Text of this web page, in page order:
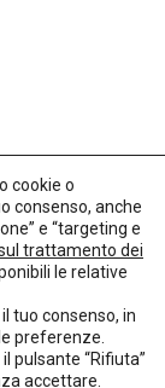
cookie o
consenso, anche
e “targeting e
trattamento dei
le relative
tuo consenso, in
preferenze.
pulsante “Rifiuta”
accettare.